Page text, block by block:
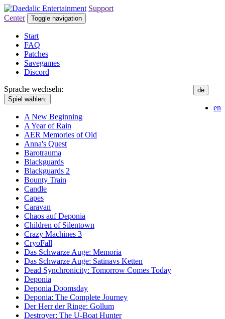
Support
Center
Toggle navigation
Start
FAQ
Patches
Savegames
Discord
Sprache wechseln:
de
en
Spiel wählen:
A New Beginning
A Year of Rain
AER Memories of Old
Anna's Quest
Barotrauma
Blackguards
Blackguards 2
Bounty Train
Candle
Capes
Caravan
Chaos auf Deponia
Children of Silentown
Crazy Machines 3
CryoFall
Das Schwarze Auge: Memoria
Das Schwarze Auge: Satinavs Ketten
Dead Synchronicity: Tomorrow Comes Today
Deponia
Deponia Doomsday
Deponia: The Complete Journey
Der Herr der Ringe: Gollum
Destroyer: The U-Boat Hunter